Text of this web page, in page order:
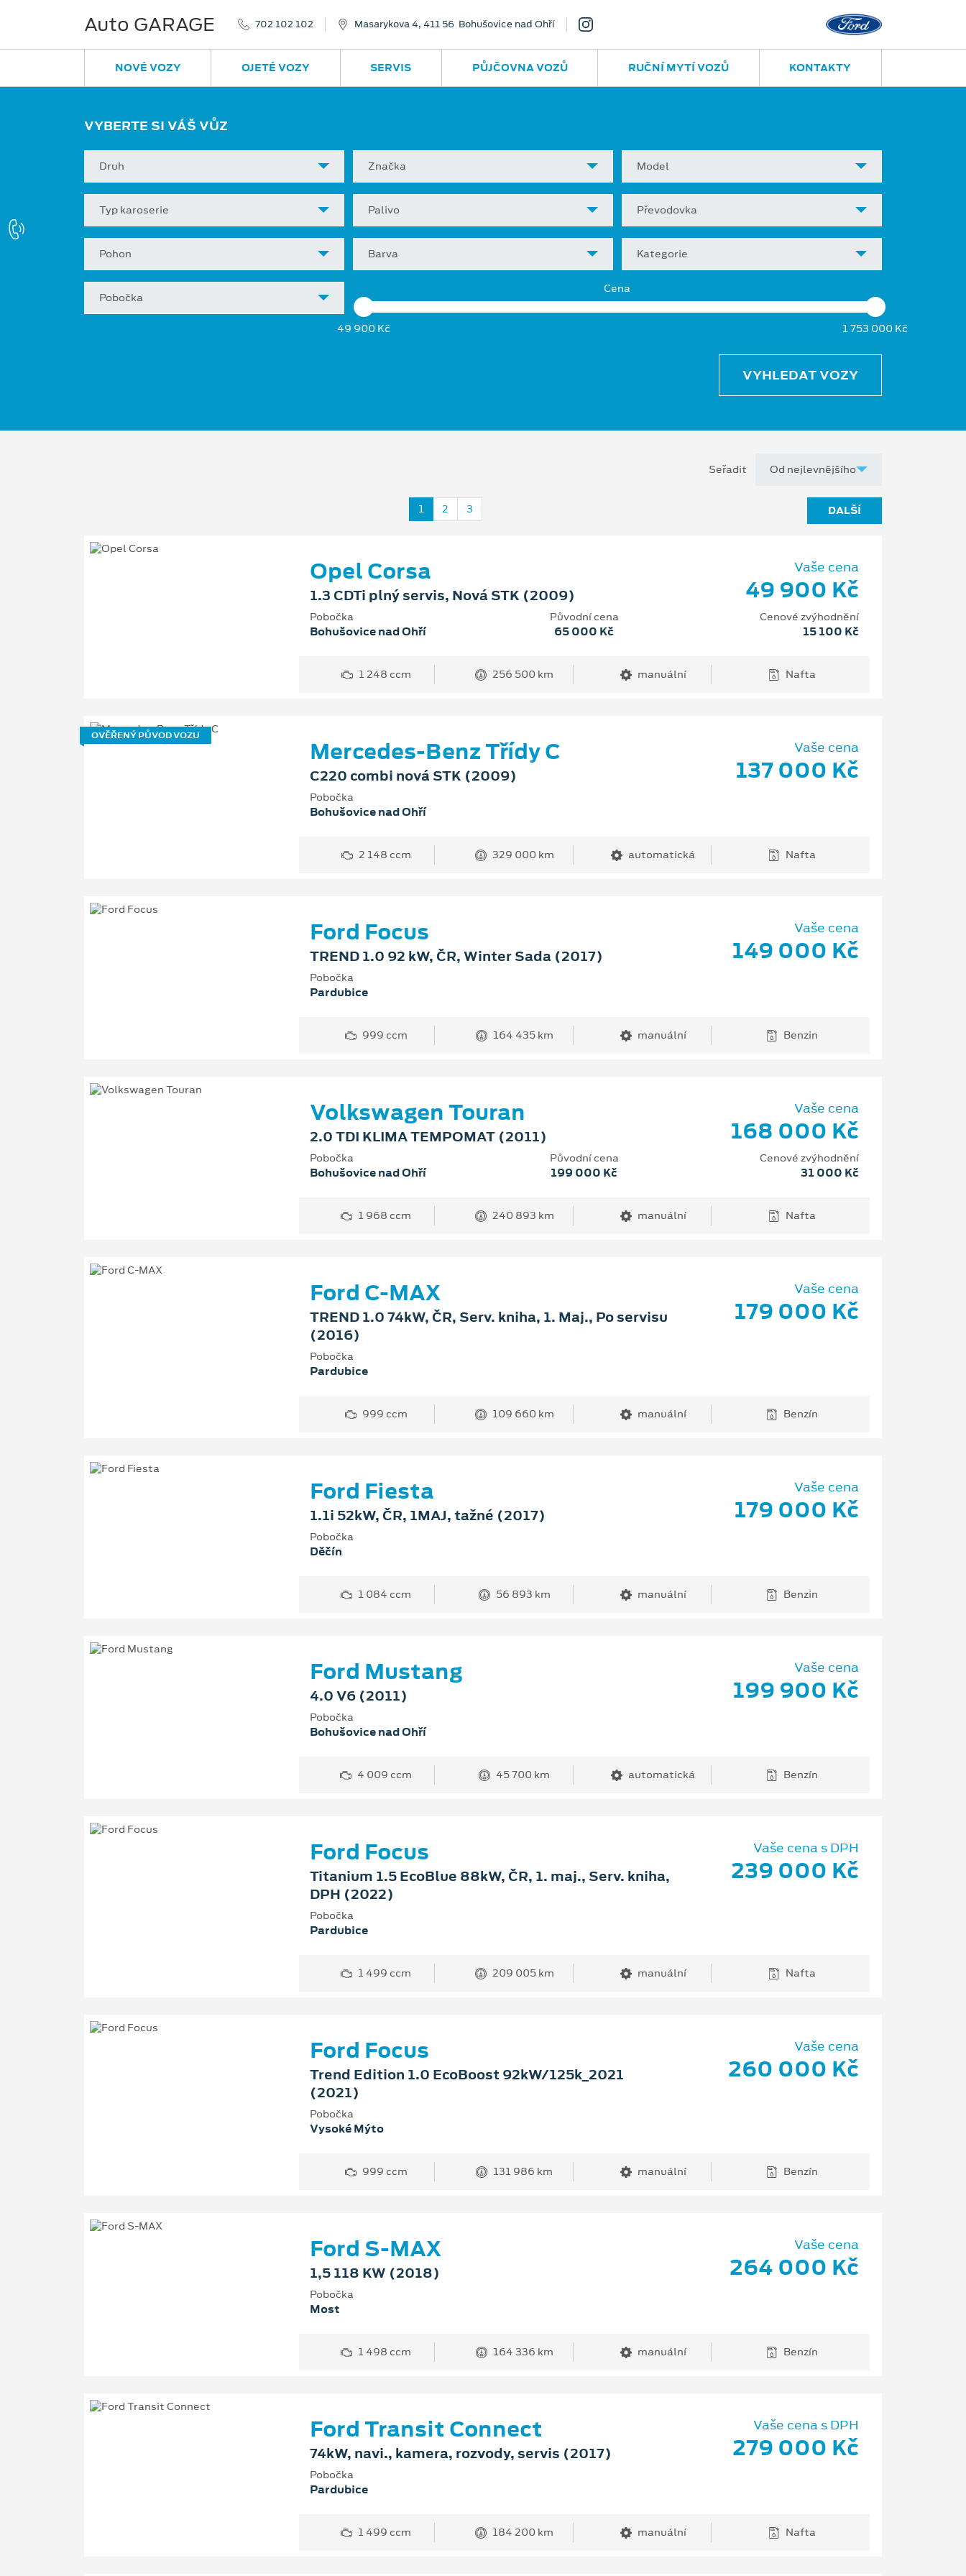
Auto GARAGE 702 102 102 Masarykova 4, 411 56 Bohušovice nad Ohří
NOVÉ VOZY OJETÉ VOZY SERVIS PŮJČOVNA VOZŮ RUČNÍ MYTÍ VOZŮ KONTAKTY
VYBERTE SI VÁŠ VŮZ
Druh Značka Model
Typ karoserie Palivo Převodovka
Pohon Barva Kategorie
Pobočka
Cena
49 900 Kč 1 753 000 Kč
VYHLEDAT VOZY
Seřadit
1 2 3 DALŠÍ
Opel Corsa
1.3 CDTi plný servis, Nová STK (2009)
Vaše cena
49 900 Kč
Pobočka
Bohušovice nad Ohří
Původní cena
65 000 Kč
Cenové zvýhodnění
15 100 Kč
1 248 ccm 256 500 km manuální Nafta
OVĚŘENÝ PŮVOD VOZU
Mercedes-Benz Třídy C
C220 combi nová STK (2009)
Vaše cena
137 000 Kč
Pobočka
Bohušovice nad Ohří
2 148 ccm 329 000 km automatická Nafta
Ford Focus
TREND 1.0 92 kW, ČR, Winter Sada (2017)
Vaše cena
149 000 Kč
Pobočka
Pardubice
999 ccm 164 435 km manuální Benzin
Volkswagen Touran
2.0 TDI KLIMA TEMPOMAT (2011)
Vaše cena
168 000 Kč
Pobočka
Bohušovice nad Ohří
Původní cena
199 000 Kč
Cenové zvýhodnění
31 000 Kč
1 968 ccm 240 893 km manuální Nafta
Ford C-MAX
TREND 1.0 74kW, ČR, Serv. kniha, 1. Maj., Po servisu
(2016)
Vaše cena
179 000 Kč
Pobočka
Pardubice
999 ccm 109 660 km manuální Benzín
Ford Fiesta
1.1i 52kW, ČR, 1MAJ, tažné (2017)
Vaše cena
179 000 Kč
Pobočka
Děčín
1 084 ccm 56 893 km manuální Benzin
Ford Mustang
4.0 V6 (2011)
Vaše cena
199 900 Kč
Pobočka
Bohušovice nad Ohří
4 009 ccm 45 700 km automatická Benzín
Ford Focus
Titanium 1.5 EcoBlue 88kW, ČR, 1. maj., Serv. kniha,
DPH (2022)
Vaše cena s DPH
239 000 Kč
Pobočka
Pardubice
1 499 ccm 209 005 km manuální Nafta
Ford Focus
Trend Edition 1.0 EcoBoost 92kW/125k_2021
(2021)
Vaše cena
260 000 Kč
Pobočka
Vysoké Mýto
999 ccm 131 986 km manuální Benzín
Ford S-MAX
1,5 118 KW (2018)
Vaše cena
264 000 Kč
Pobočka
Most
1 498 ccm 164 336 km manuální Benzín
Ford Transit Connect
74kW, navi., kamera, rozvody, servis (2017)
Vaše cena s DPH
279 000 Kč
Pobočka
Pardubice
1 499 ccm 184 200 km manuální Nafta